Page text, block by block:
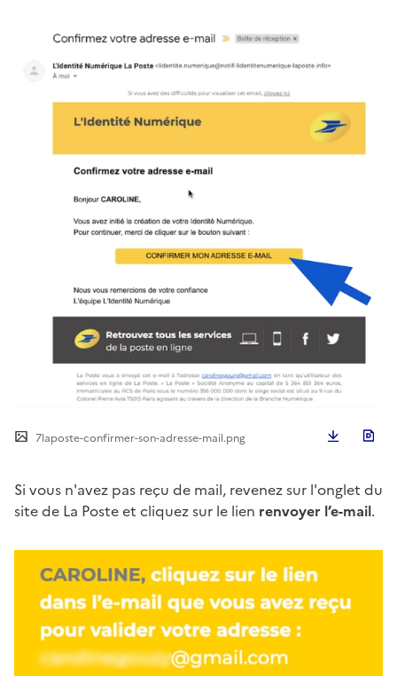
7laposte-confirmer-son-adresse-mail.png
Si vous n'avez pas reçu de mail, revenez sur l'onglet du
site de La Poste et cliquez sur le lien renvoyer l’e-mail.